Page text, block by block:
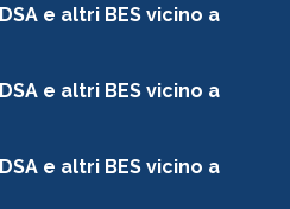
e altri BES vicino a
e altri BES vicino a
e altri BES vicino a